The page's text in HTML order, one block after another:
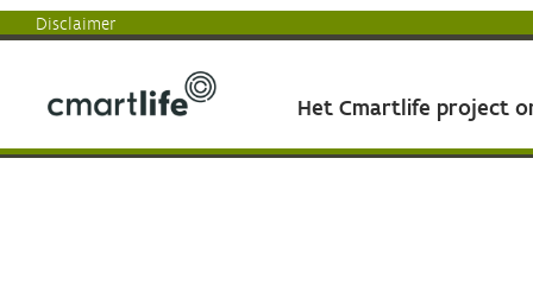
Disclaimer
Het Cmartlife project